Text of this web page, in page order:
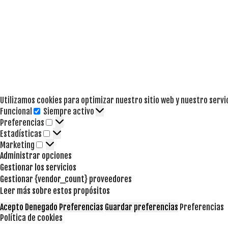
Utilizamos cookies para optimizar nuestro sitio web y nuestro
Funcional
Funcional
Siempre activo
Preferencias
Preferencias
Estadísticas Estadísticas
Marketing Marketing
Administrar opciones
Gestionar los servicios
Gestionar {vendor_count} proveedores
Leer más sobre estos propósitos
Acepto Denegado Preferencias Guardar preferencias Preferencias
Política de cookies